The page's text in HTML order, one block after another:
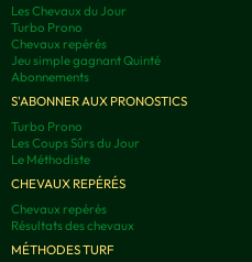
Les Chevaux du Jour
Turbo Prono
Chevaux repérés
Jeu simple gagnant Quinté
Abonnements
S'ABONNER AUX PRONOSTICS
Turbo Prono
Les Coups Sûrs du Jour
Le Méthodiste
CHEVAUX REPÉRÉS
Chevaux repérés
Résultats des chevaux
MÉTHODES TURF